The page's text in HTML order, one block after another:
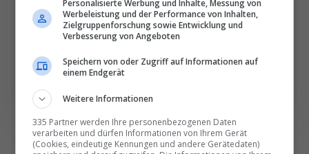
Täglich oder wöchentlich, mit mehr Insights oder
weniger. Bei Travel­news haben Sie die Wahl.
NEWSLETTER ENTDECKEN
Personalisierte Werbung und Inhalte, Messung von
Werbeleistung und der Performance von Inhalten,
Zielgruppenforschung sowie Entwicklung und
Verbesserung von Angeboten
Speichern von oder Zugriff auf Informationen auf
einem Endgerät
Weitere Informationen
335 Partner werden Ihre personenbezogenen Daten
verarbeiten und dürfen Informationen von Ihrem Gerät
(Cookies, eindeutige Kennungen und andere Gerätedaten)